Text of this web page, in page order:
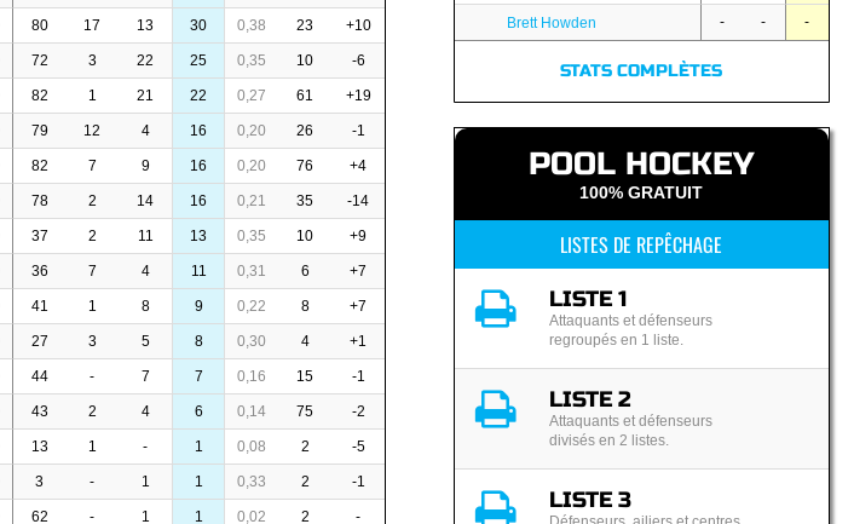
80 17 13 30 0,38 23 +10
72 3 22 25 0,35 10 -6
82 1 21 22 0,27 61 +19
79 12 4 16 0,20 26 -1
82 7 9 16 0,20 76 +4
78 2 14 16 0,21 35 -14
37 2 11 13 0,35 10 +9
36 7 4 11 0,31 6 +7
41 1 8 9 0,22 8 +7
27 3 5 8 0,30 4 +1
44 - 7 7 0,16 15 -1
43 2 4 6 0,14 75 -2
13 1 - 1 0,08 2 -5
3 - 1 1 0,33 2 -1
62 - 1 1 0,02 2 -
Brett Howden - - -
STATS COMPLÈTES
POOL HOCKEY
100% GRATUIT
LISTES DE REPÊCHAGE
LISTE 1
Attaquants et défenseurs
regroupés en 1 liste.
LISTE 2
Attaquants et défenseurs
divisés en 2 listes.
LISTE 3